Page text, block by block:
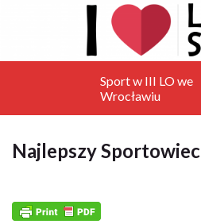
Sport w III LO we
Wrocławiu
Najlepszy Sportowiec